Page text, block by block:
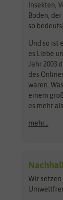
Insekten,
Boden,
so
Und so ist
es Liebe
Jahr 2003
des
waren.
einem
es mehr
mehr...
Wir